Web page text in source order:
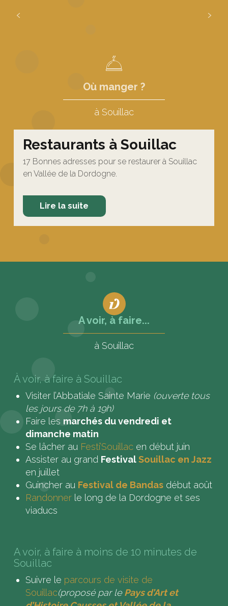
Où manger ?
à Souillac
Restaurants à Souillac
17 Bonnes adresses pour se restaurer à Souillac
en Vallée de la Dordogne.
Lire la suite
A voir, à faire...
à Souillac
À voir, à faire à Souillac
Visiter l’Abbatiale Sainte Marie (ouverte tous
les jours de 7h à 19h)
Faire les marchés du vendredi et
dimanche matin
Se lâcher au Festi’Souillacen début juin
Assister au grand FestivalSouillac en Jazz
en juillet
Guincher au Festival de Bandasdébut août
Randonnerle long de la Dordogne et ses
viaducs
A voir, à faire à moins de 10 minutes de
Souillac
Suivre le parcours de visite de
Souillac(proposé par lePays d’Art et